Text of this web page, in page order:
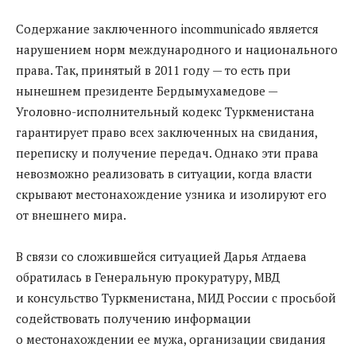
Содержание заключенного incommunicado является
нарушением норм международного и национального
права. Так, принятый в 2011 году — то есть при
нынешнем президенте Бердымухамедове —
Уголовно-исполнительный кодекс Туркменистана
гарантирует право всех заключенных на свидания,
переписку и получение передач. Однако эти права
невозможно реализовать в ситуации, когда власти
скрывают местонахождение узника и изолируют его
от внешнего мира.
В связи со сложившейся ситуацией Дарья Атдаева
обратилась в Генеральную прокуратуру, МВД
и консульство Туркменистана, МИД России с просьбой
содействовать получению информации
о местонахождении ее мужа, организации свидания